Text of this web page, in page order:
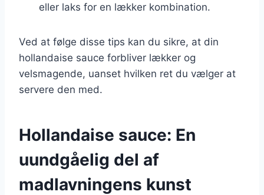
eller laks for en lækker kombination.
Ved at følge disse tips kan du sikre, at din
hollandaise sauce forbliver lækker og
velsmagende, uanset hvilken ret du vælger at
servere den med.
Hollandaise sauce: En
uundgåelig del af
madlavningens kunst